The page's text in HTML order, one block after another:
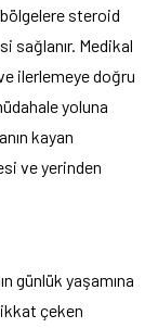
steroid
sağlanır. Medikal
ilerlemeye doğru
yoluna
kayan
ve yerinden
günlük yaşamına
çeken